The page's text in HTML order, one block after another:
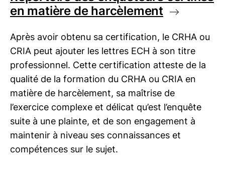
en matière de harcèlement
Après avoir obtenu sa certification, le CRHA ou
CRIA peut ajouter les lettres ECH à son titre
professionnel. Cette certification atteste de la
qualité de la formation du CRHA ou CRIA en
matière de harcèlement, sa maîtrise de
l’exercice complexe et délicat qu’est l’enquête
suite à une plainte, et de son engagement à
maintenir à niveau ses connaissances et
compétences sur le sujet.